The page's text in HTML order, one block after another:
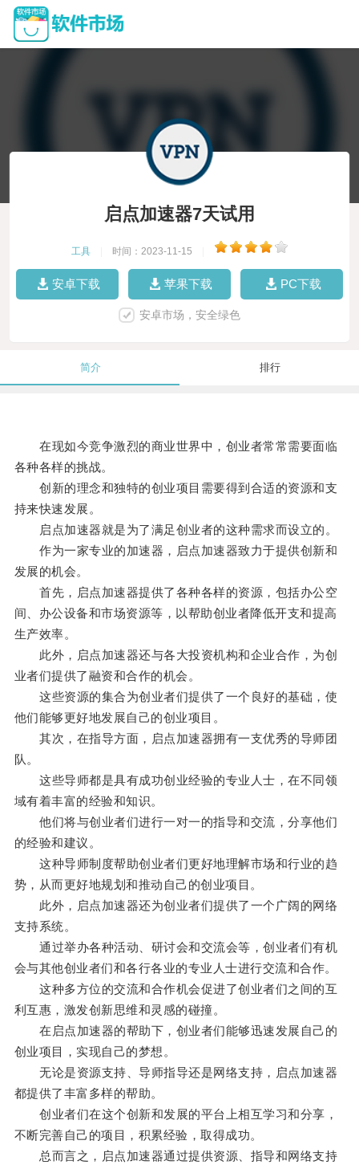
启点加速器7天试用
工具 时间：2023-11-15
安卓下载 苹果下载 PC下载
安卓市场，安全绿色
简介 排行
在现如今竞争激烈的商业世界中，创业者常常需要面临
各种各样的挑战。
创新的理念和独特的创业项目需要得到合适的资源和支
持来快速发展。
启点加速器就是为了满足创业者的这种需求而设立的。
作为一家专业的加速器，启点加速器致力于提供创新和
发展的机会。
首先，启点加速器提供了各种各样的资源，包括办公空
间、办公设备和市场资源等，以帮助创业者降低开支和提高
生产效率。
此外，启点加速器还与各大投资机构和企业合作，为创
业者们提供了融资和合作的机会。
这些资源的集合为创业者们提供了一个良好的基础，使
他们能够更好地发展自己的创业项目。
其次，在指导方面，启点加速器拥有一支优秀的导师团
队。
这些导师都是具有成功创业经验的专业人士，在不同领
域有着丰富的经验和知识。
他们将与创业者们进行一对一的指导和交流，分享他们
的经验和建议。
这种导师制度帮助创业者们更好地理解市场和行业的趋
势，从而更好地规划和推动自己的创业项目。
此外，启点加速器还为创业者们提供了一个广阔的网络
支持系统。
通过举办各种活动、研讨会和交流会等，创业者们有机
会与其他创业者们和各行各业的专业人士进行交流和合作。
这种多方位的交流和合作机会促进了创业者们之间的互
利互惠，激发创新思维和灵感的碰撞。
在启点加速器的帮助下，创业者们能够迅速发展自己的
创业项目，实现自己的梦想。
无论是资源支持、导师指导还是网络支持，启点加速器
都提供了丰富多样的帮助。
创业者们在这个创新和发展的平台上相互学习和分享，
不断完善自己的项目，积累经验，取得成功。
总而言之，启点加速器通过提供资源、指导和网络支持